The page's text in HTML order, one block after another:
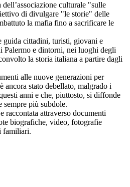
culturale "sulle
di divulgare "le storie" delle
la mafia fino a sacrificare le
guida cittadini, turisti, giovani e
Palermo e dintorni, nei luoghi degli
la storia italiana a partire dagli
alle nuove generazioni per
ancora stato debellato, malgrado i
anni e che, piuttosto, si diffonde
sempre più subdole.
raccontata attraverso documenti
biografiche, video, fotografie
familiari.